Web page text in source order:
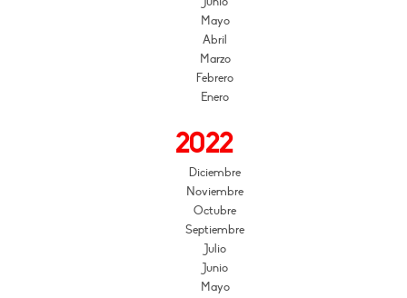
Mayo
Abril
Marzo
Febrero
Enero
2022
Diciembre
Noviembre
Octubre
Septiembre
Julio
Junio
Mayo